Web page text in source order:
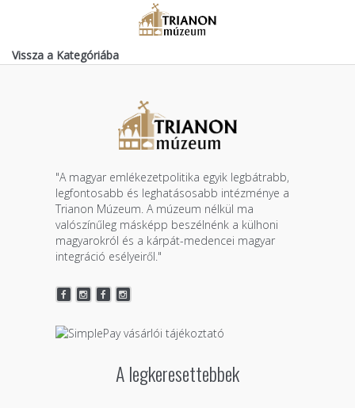
Vissza a Kategóriába
"A magyar emlékezetpolitika egyik legbátrabb,
legfontosabb és leghatásosabb intézménye a
Trianon Múzeum. A múzeum nélkül ma
valószínűleg másképp beszélnénk a külhoni
magyarokról és a kárpát-medencei magyar
integráció esélyeiről."
A legkeresettebbek